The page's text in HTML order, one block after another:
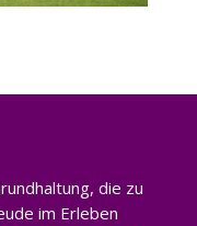
die zu
im Erleben